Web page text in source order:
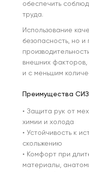
обеспечить
труда.
Использование
безопасность, но
внешних
и с меньшим
Преимущества
• Защита рук от
химии и холода
• Устойчивость к
скольжению
• Комфорт при
материалы,